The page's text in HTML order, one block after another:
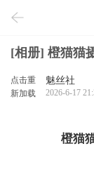
[相册] 橙猫猫
点击重
新加载
魅丝社
2026-6-17
橙猫